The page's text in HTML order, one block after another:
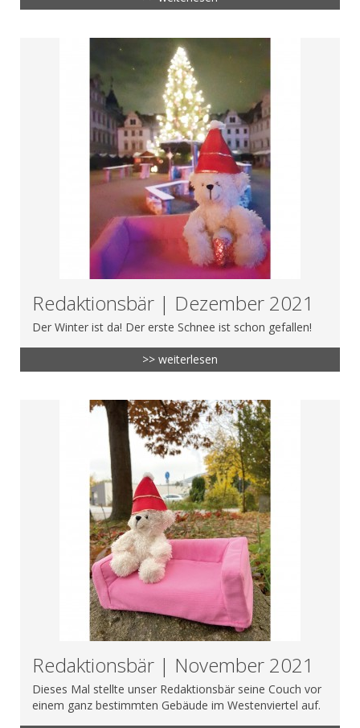
Redaktionsbär | Dezember 2021
Der Winter ist da! Der erste Schnee ist schon gefallen!
>> weiterlesen
Redaktionsbär | November 2021
Dieses Mal stellte unser Redaktionsbär seine Couch vor
einem ganz bestimmten Gebäude im Westenviertel auf.